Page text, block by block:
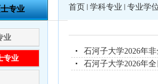
专业
业
专业
首页 学科专业 专业学
石河子大学2026年
石河子大学2026年